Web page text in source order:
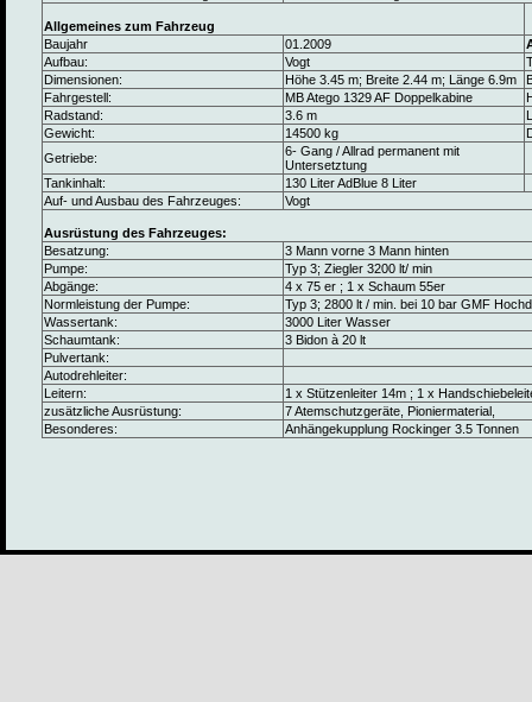
Allgemeines zum Fahrzeug
Baujahr
01.2009
Aufbau:
Vogt
Dimensionen:
Höhe 3.45 m; Breite 2.44 m; Länge 6.9m
Fahrgestell:
MB Atego 1329 AF Doppelkabine
Radstand:
3.6 m
Gewicht:
14500 kg
Getriebe:
6- Gang / Allrad permanent mit
Untersetztung
Tankinhalt:
130 Liter AdBlue 8 Liter
Auf- und Ausbau des Fahrzeuges:
Vogt
Ausrüstung des Fahrzeuges:
Besatzung:
3 Mann vorne 3 Mann hinten
Pumpe:
Typ 3; Ziegler 3200 lt/ min
Abgänge:
4 x 75 er ; 1 x Schaum 55er
Normleistung der Pumpe:
Typ 3; 2800 lt / min. bei 10 bar GMF
Wassertank:
3000 Liter Wasser
Schaumtank:
3 Bidon à 20 lt
Pulvertank:
Autodrehleiter:
Leitern:
1 x Stützenleiter 14m ; 1 x
zusätzliche Ausrüstung:
7 Atemschutzgeräte, Pioniermaterial,
Besonderes:
Anhängekupplung Rockinger 3.5 Tonnen